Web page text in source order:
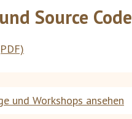
Source Code
und Workshops ansehen